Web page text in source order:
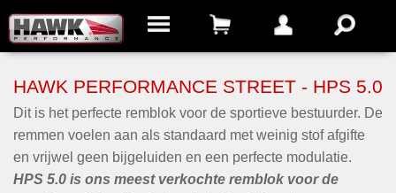
HAWK PERFORMANCE STREET - HPS 5.0
Dit is het perfecte remblok voor de sportieve bestuurder. De
remmen voelen aan als standaard met weinig stof afgifte
en vrijwel geen bijgeluiden en een perfecte modulatie.
HPS 5.0 is ons meest verkochte remblok voor de